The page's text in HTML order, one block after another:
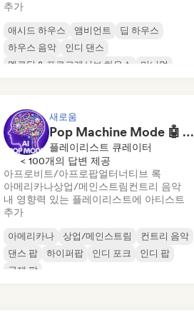
추가
애시드 하우스 앰비언트
딥 하우스
하우스 음악
인디 댄스
멜로딕 & 프로그레시브 하우스
미니멀
새로움
Pop Machine Mode 🤖 AI Music, Indie Pop & Dream Pop
플레이리스트 큐레이터
< 100개의 답변 제공
아프로비트/아프로팝얼터너티브 록
아메리카나상업/메인스트림컨트리 음악
내 영향력 있는 플레이리스트에 아티스트
추가
아메리카나 상업/메인스트림
컨트리 음악
댄스 팝
하이퍼팝 인디 포크
인디 팝
국제 팝